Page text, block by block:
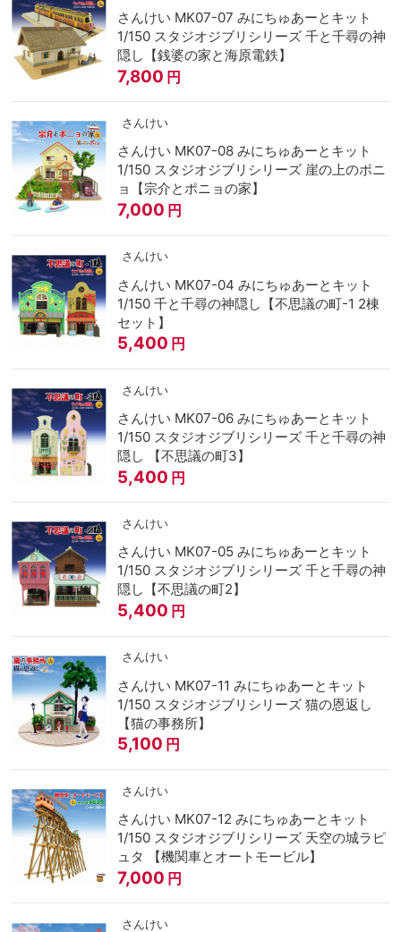
さんけい MK07-07 みにちゅあーとキット
1/150 スタジオジブリシリーズ 千と千尋の神
隠し【銭婆の家と海原電鉄】
7,800 円
さんけい
さんけい MK07-08 みにちゅあーとキット
1/150 スタジオジブリシリーズ 崖の上のポニ
ョ【宗介とポニョの家】
7,000 円
さんけい
さんけい MK07-04 みにちゅあーとキット
1/150 千と千尋の神隠し【不思議の町-1 2棟
セット】
5,400 円
さんけい
さんけい MK07-06 みにちゅあーとキット
1/150 スタジオジブリシリーズ 千と千尋の神
隠し 【不思議の町3】
5,400 円
さんけい
さんけい MK07-05 みにちゅあーとキット
1/150 スタジオジブリシリーズ 千と千尋の神
隠し【不思議の町2】
5,400 円
さんけい
さんけい MK07-11 みにちゅあーとキット
1/150 スタジオジブリシリーズ 猫の恩返し
【猫の事務所】
5,100 円
さんけい
さんけい MK07-12 みにちゅあーとキット
1/150 スタジオジブリシリーズ 天空の城ラピ
ュタ 【機関車とオートモービル】
7,000 円
さんけい